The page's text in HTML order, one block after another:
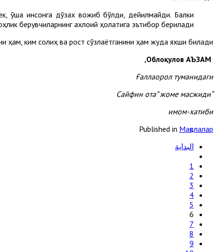
ўша инсонга дўзах вожиб бўлди, дейилмайди. Балки
берувчиларнинг ахлоқий ҳолатига эътибор берилади.
ҳам, ким солиҳ ва рост сўзлаётганини ҳам жуда яхши билади.
Облоқулов АЪЗАМ
,
Ғаллаорол туманидаги
“
Сайфин ота”жоме масжиди
имом-хатиби
Published in Мақолалар
البداية
1
2
3
4
5
6
7
8
9